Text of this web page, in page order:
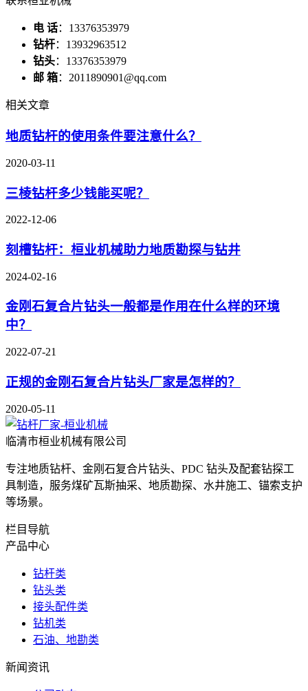
电 话：13376353979
钻杆：13932963512
钻头：13376353979
邮 箱：2011890901@qq.com
相关文章
地质钻杆的使用条件要注意什么？
2020-03-11
三棱钻杆多少钱能买呢？
2022-12-06
刻槽钻杆：桓业机械助力地质勘探与钻井
2024-02-16
金刚石复合片钻头一般都是作用在什么样的环境
中？
2022-07-21
正规的金刚石复合片钻头厂家是怎样的？
2020-05-11
临清市桓业机械有限公司
专注地质钻杆、金刚石复合片钻头、PDC 钻头及配套钻探工
具制造，服务煤矿瓦斯抽采、地质勘探、水井施工、锚索支护
等场景。
栏目导航
产品中心
钻杆类
钻头类
接头配件类
钻机类
石油、地勘类
新闻资讯